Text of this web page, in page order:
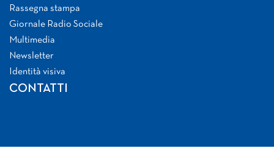
Rassegna stampa
Giornale Radio Sociale
Multimedia
Newsletter
Identità visiva
CONTATTI